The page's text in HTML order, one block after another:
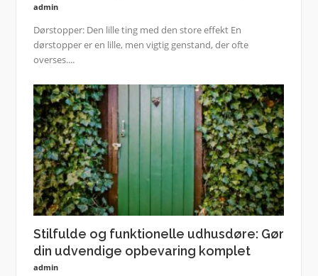
admin
Dørstopper: Den lille ting med den store effekt En
dørstopper er en lille, men vigtig genstand, der ofte
overses....
Stilfulde og funktionelle udhusdøre: Gør
din udvendige opbevaring komplet
admin